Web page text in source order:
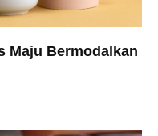
Maju Bermodalkan